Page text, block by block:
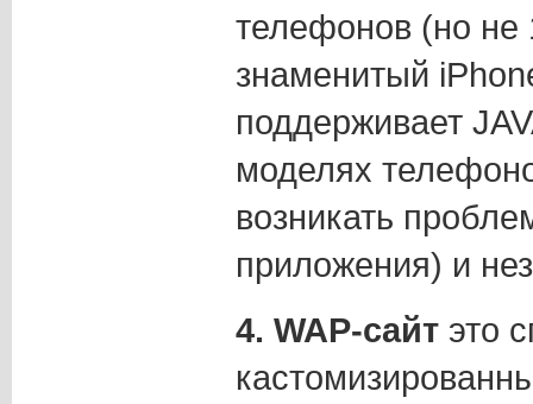
телефонов (но не
знаменитый
поддерживает
моделях
возникать
приложения) и
4. WAP-сайтэто